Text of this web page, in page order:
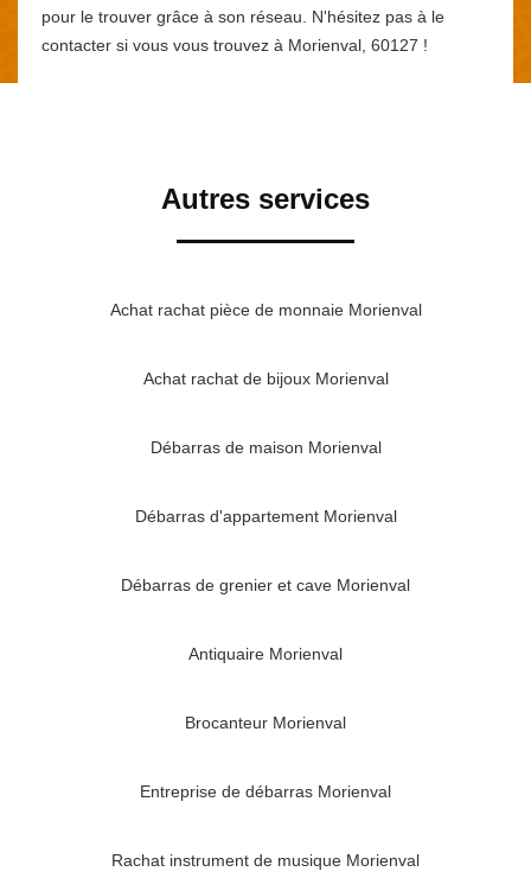
pour le trouver grâce à son réseau. N'hésitez pas à le
contacter si vous vous trouvez à Morienval, 60127 !
Autres services
Achat rachat pièce de monnaie Morienval
Achat rachat de bijoux Morienval
Débarras de maison Morienval
Débarras d'appartement Morienval
Débarras de grenier et cave Morienval
Antiquaire Morienval
Brocanteur Morienval
Entreprise de débarras Morienval
Rachat instrument de musique Morienval